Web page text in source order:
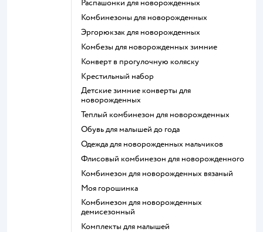
Распашонки для новорожденных
Комбинезоны для новорожденных
Эргорюкзак для новорожденных
Комбезы для новорожденных зимние
Конверт в прогулочную коляску
Крестильный набор
Детские зимние конверты для
новорожденных
Теплый комбинезон для новорожденных
Обувь для малышей до года
Одежда для новорожденных мальчиков
Флисовый комбинезон для новорожденного
Комбинезон для новорожденных вязаный
Моя горошинка
Комбинезон для новорожденных
демисезонный
Комплекты для малышей